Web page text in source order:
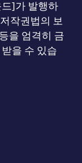
]가 발행하
작권법의 보
을 엄격히 금
을 수 있습